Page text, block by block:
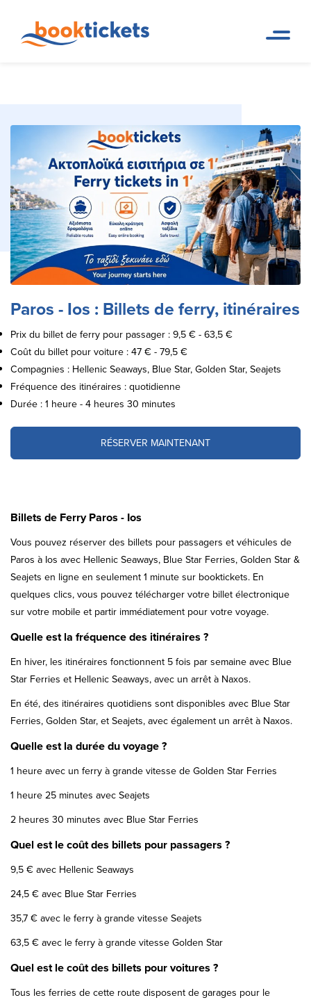
et billets
Paros - Ios : Billets de ferry, itinéraires
Prix du billet de ferry pour passager : 9,5 € - 63,5 €
Coût du billet pour voiture : 47 € - 79,5 €
Compagnies : Hellenic Seaways, Blue Star, Golden Star, Seajets
Fréquence des itinéraires : quotidienne
Durée : 1 heure - 4 heures 30 minutes
RÉSERVER MAINTENANT
Billets de Ferry Paros - Ios
Vous pouvez réserver des billets pour passagers et véhicules de
Paros à Ios avec Hellenic Seaways, Blue Star Ferries, Golden Star &
Seajets en ligne en seulement 1 minute sur booktickets. En
quelques clics, vous pouvez télécharger votre billet électronique
sur votre mobile et partir immédiatement pour votre voyage.
Quelle est la fréquence des itinéraires ?
En hiver, les itinéraires fonctionnent 5 fois par semaine avec Blue
Star Ferries et Hellenic Seaways, avec un arrêt à Naxos.
En été, des itinéraires quotidiens sont disponibles avec Blue Star
Ferries, Golden Star, et Seajets, avec également un arrêt à Naxos.
Quelle est la durée du voyage ?
1 heure avec un ferry à grande vitesse de Golden Star Ferries
1 heure 25 minutes avec Seajets
2 heures 30 minutes avec Blue Star Ferries
Quel est le coût des billets pour passagers ?
9,5 € avec Hellenic Seaways
24,5 € avec Blue Star Ferries
35,7 € avec le ferry à grande vitesse Seajets
63,5 € avec le ferry à grande vitesse Golden Star
Quel est le coût des billets pour voitures ?
Tous les ferries de cette route disposent de garages pour le